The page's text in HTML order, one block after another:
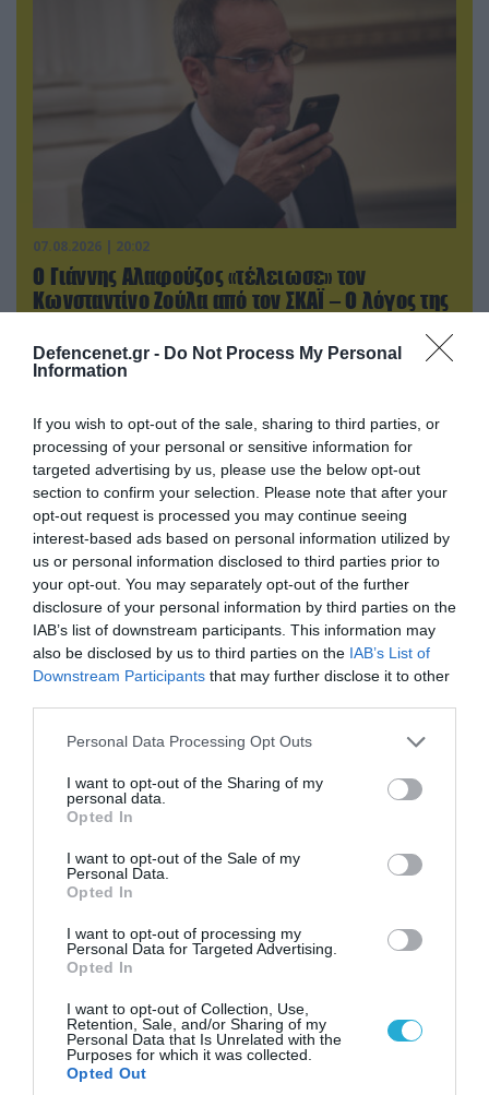
Defencenet.gr - Do Not Process My Personal
Information
If you wish to opt-out of the sale, sharing to third parties, or
processing of your personal or sensitive information for
targeted advertising by us, please use the below opt-out
section to confirm your selection. Please note that after your
opt-out request is processed you may continue seeing
interest-based ads based on personal information utilized by
us or personal information disclosed to third parties prior to
your opt-out. You may separately opt-out of the further
disclosure of your personal information by third parties on the
IAB’s list of downstream participants. This information may
also be disclosed by us to third parties on the IAB’s List of
Downstream Participants that may further disclose it to other
Please note that this website/app uses one or more Google
not limited to your visit or usage behaviour. You may click to
grant or deny consent to Google and its third-party tags to
use your data for below specified purposes in below Google
consent section.
Personal Data Processing Opt Outs
I want to opt-out of the Sharing of my
personal data.
Opted In
I want to opt-out of the Sale of my
Personal Data.
Opted In
I want to opt-out of processing my
Personal Data for Targeted Advertising.
Opted In
I want to opt-out of Collection, Use,
Retention, Sale, and/or Sharing of my
Personal Data that Is Unrelated with the
Purposes for which it was collected.
Opted Out
07.08.2026 | 20:02
Ο Γιάννης Αλαφούζος «τέλειωσε» τον
Κωνσταντίνο Ζούλα από τον ΣΚΑΪ – Ο λόγος της
08.08.2026 | 09:02
«Η απόλυτη τραγωδία»: Η «αιχμηρή» ανάρτηση
07.08.2026 | 20:02